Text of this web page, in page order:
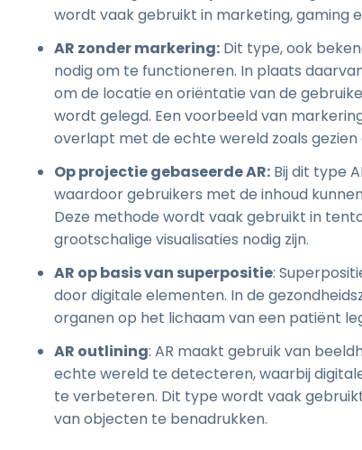
wordt vaak gebruikt in marketing, gaming
AR zonder markering: Dit type, ook
nodig om te functioneren. In plaats
om de locatie en oriëntatie van de
wordt gelegd. Een voorbeeld van
overlapt met de echte wereld zoals
Op projectie gebaseerde AR: Bij dit type
waardoor gebruikers met de inhoud
Deze methode wordt vaak gebruikt in
grootschalige visualisaties nodig zijn.
AR op basis van superpositie:
door digitale elementen. In de
organen op het lichaam van een patiënt
AR outlining: AR maakt gebruik van
echte wereld te detecteren, waarbij
te verbeteren. Dit type wordt vaak
van objecten te benadrukken.